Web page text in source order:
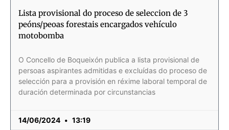
Lista provisional do proceso de seleccion de 3
peóns/peoas forestais encargados vehículo
motobomba
O Concello de Boqueixón publica a lista provisional de
persoas aspirantes admitidas e excluídas do proceso de
selección para a provisión en réxime laboral temporal de
duración determinada por circunstancias
14/06/2024 13:19